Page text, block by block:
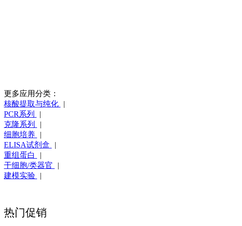
更多应用分类：
核酸提取与纯化
|
PCR系列
|
克隆系列
|
细胞培养
|
ELISA试剂盒
|
重组蛋白
|
干细胞/类器官
|
建模实验
|
热门促销